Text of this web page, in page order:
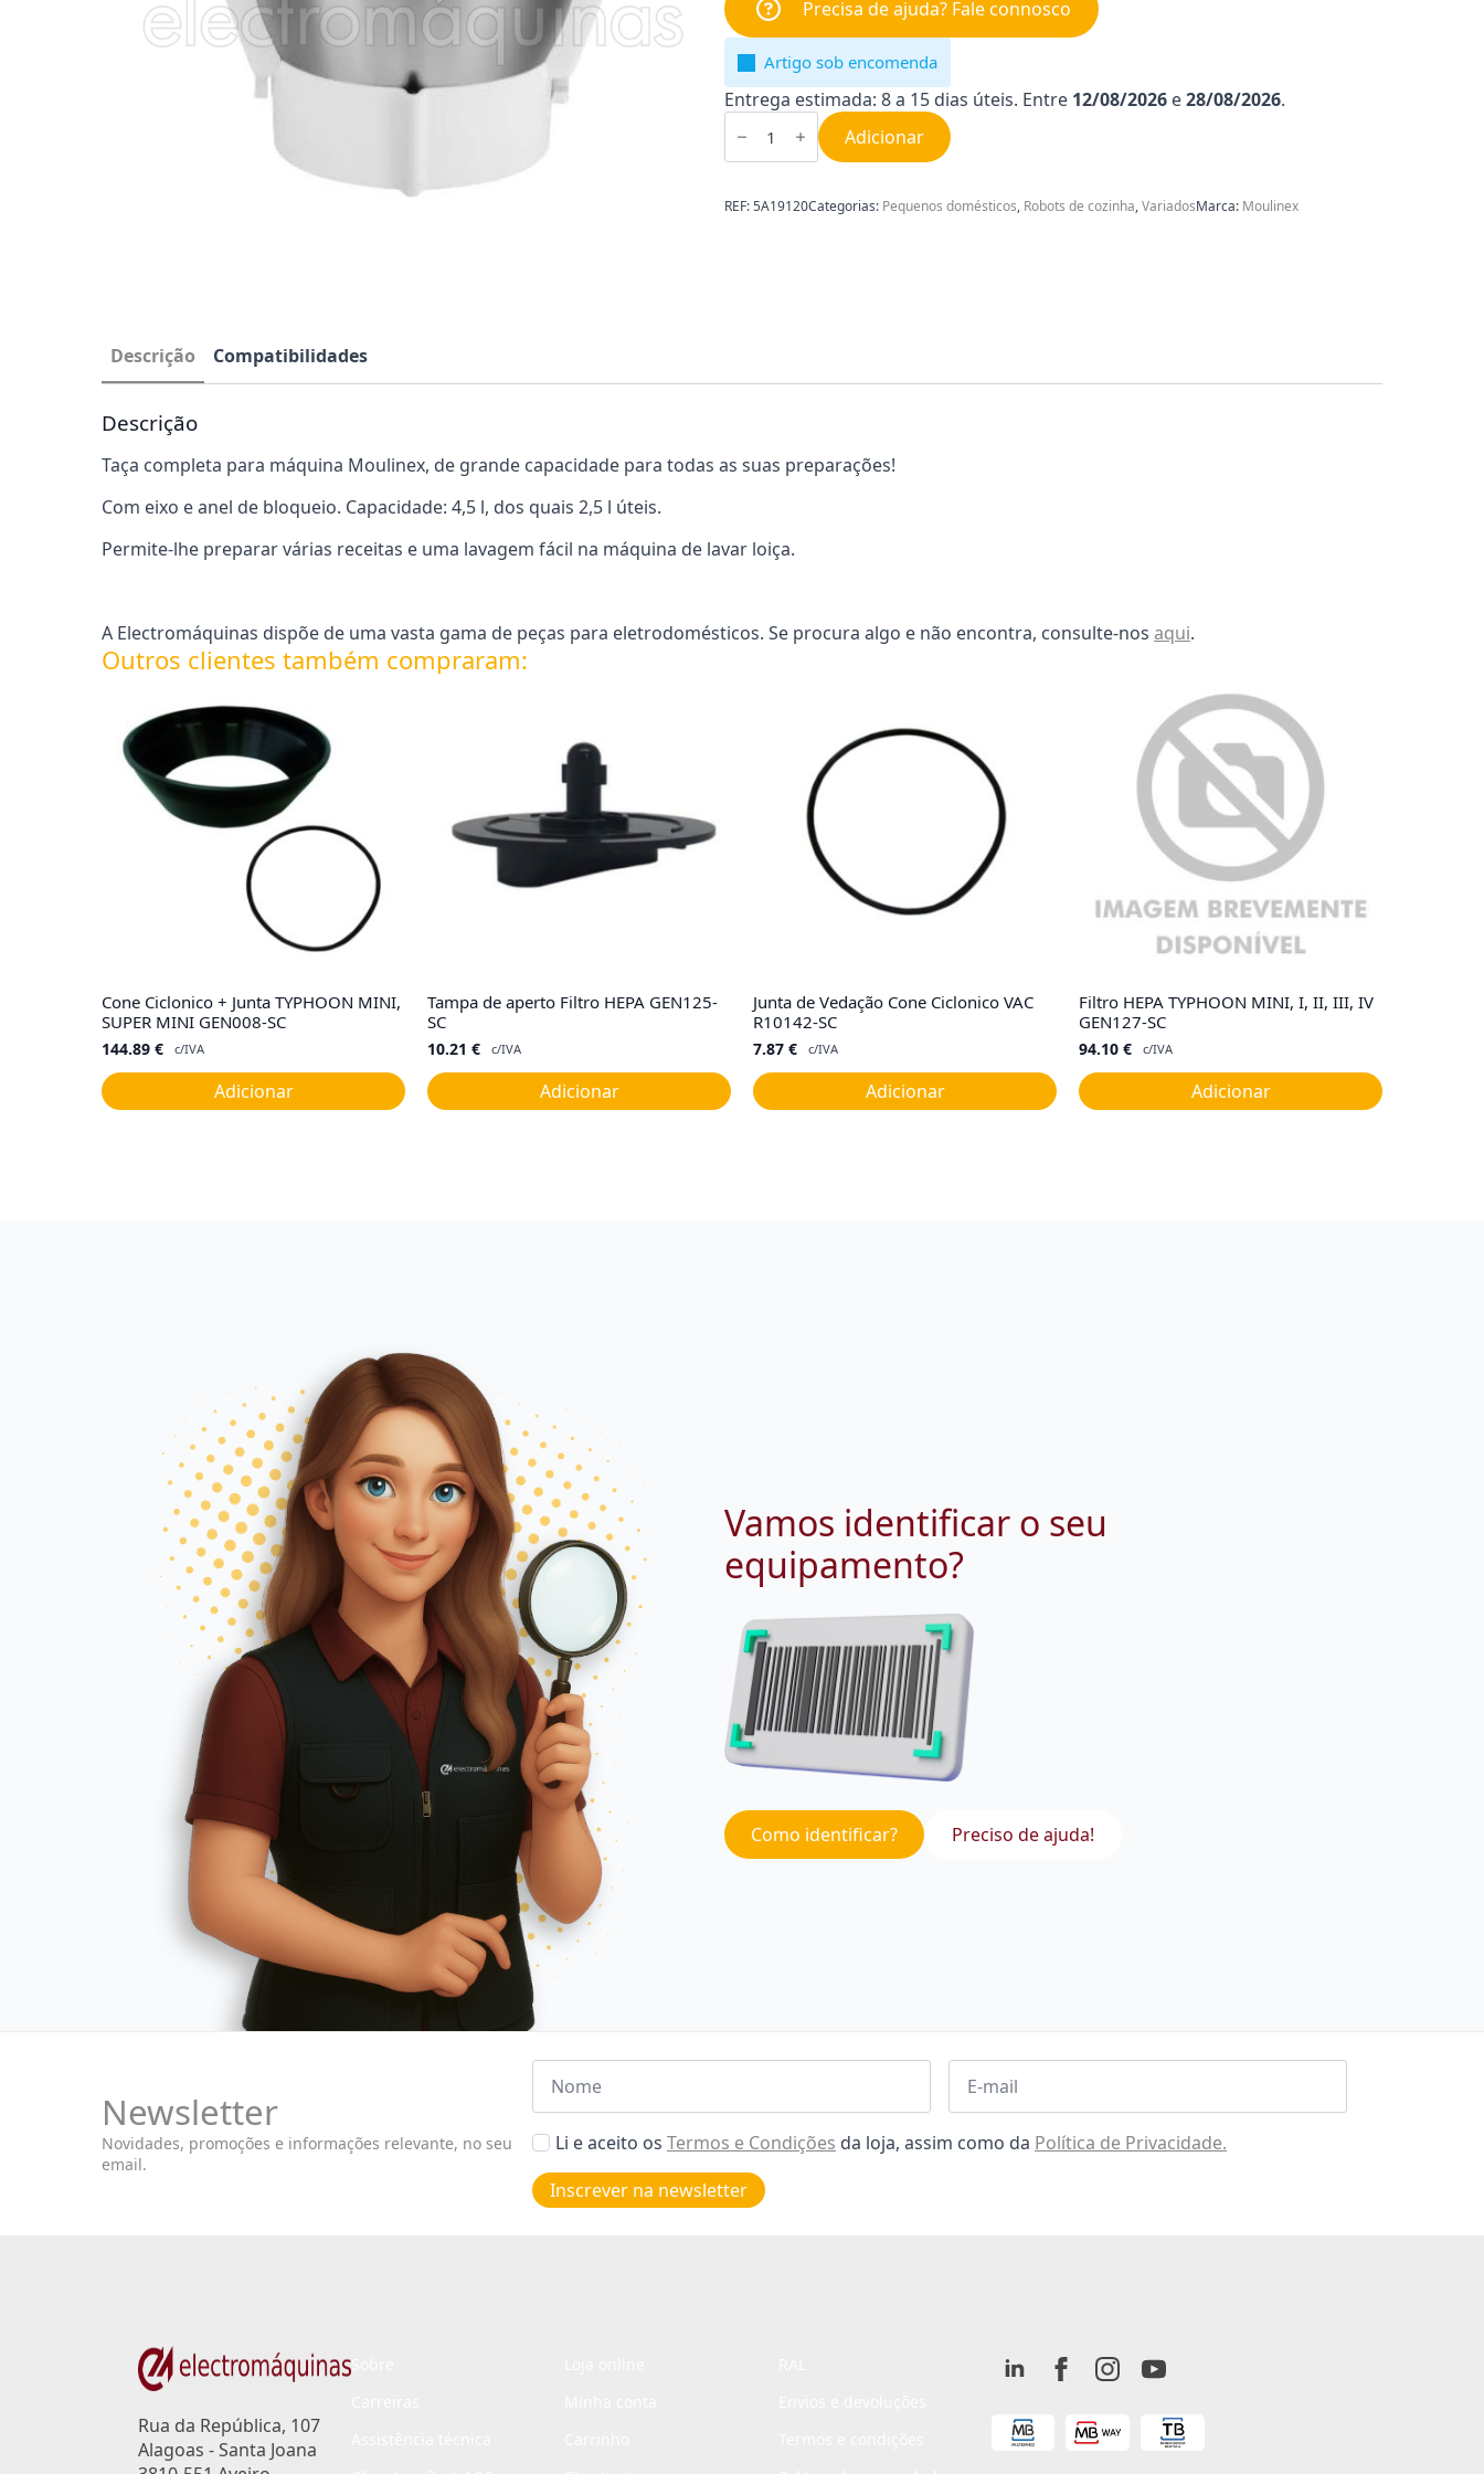
Precisa de ajuda? Fale connosco
Artigo sob encomenda
Entrega estimada: 8 a 15 dias úteis. Entre 12/08/2026 e28/08/2026.
Quantidade
de
Cuisine
Moulinex
XF380E11
Adicionar
REF:5A19120Categorias: Pequenos domésticos, Robots de cozinha,VariadosMarca: Moulinex
Descrição Compatibilidades
Descrição
Taça completa para máquina Moulinex, de grande capacidade para todas as suas preparações!
Com eixo e anel de bloqueio. Capacidade: 4,5 l, dos quais 2,5 l úteis.
Permite-lhe preparar várias receitas e uma lavagem fácil na máquina de lavar loiça.
A Electromáquinas dispõe de uma vasta gama de peças para eletrodomésticos. Se procura algo e não encontra, consulte-nos aqui.
Outros clientes também compraram:
Cone Ciclonico + Junta TYPHOON MINI,
SUPER MINI GEN008-SC
144.89 € c/IVA
Adicionar
Tampa de aperto Filtro HEPA GEN125-
SC
10.21 € c/IVA
Adicionar
Junta de Vedação Cone Ciclonico VAC
R10142-SC
7.87 € c/IVA
Adicionar
Filtro HEPA TYPHOON MINI, I, II, III, IV
GEN127-SC
94.10 € c/IVA
Adicionar
Vamos identificar o seu
equipamento?
Como identificar? Preciso de ajuda!
Newsletter
Novidades, promoções e informações relevante, no seu
email.
Nome Email
Aceitar
de
privacidade
Li e aceito os Termos e Condições da loja, assim como da Política de Privacidade.
Inscrever na newsletter
Rua da República, 107
Alagoas - Santa Joana